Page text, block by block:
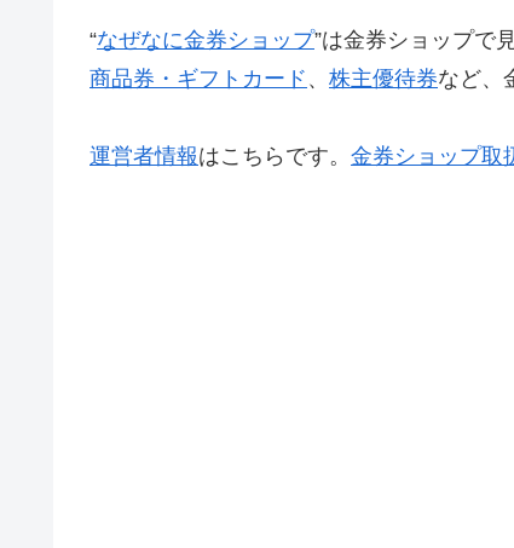
“なぜなに金券ショップ”は金券ショップで
商品券・ギフトカード 、 株主優待券など、
運営者情報はこちらです。 金券ショップ取